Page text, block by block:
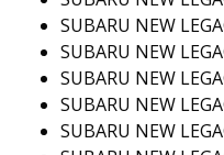
SUBARU NEW
SUBARU NEW
SUBARU NEW
SUBARU NEW
SUBARU NEW